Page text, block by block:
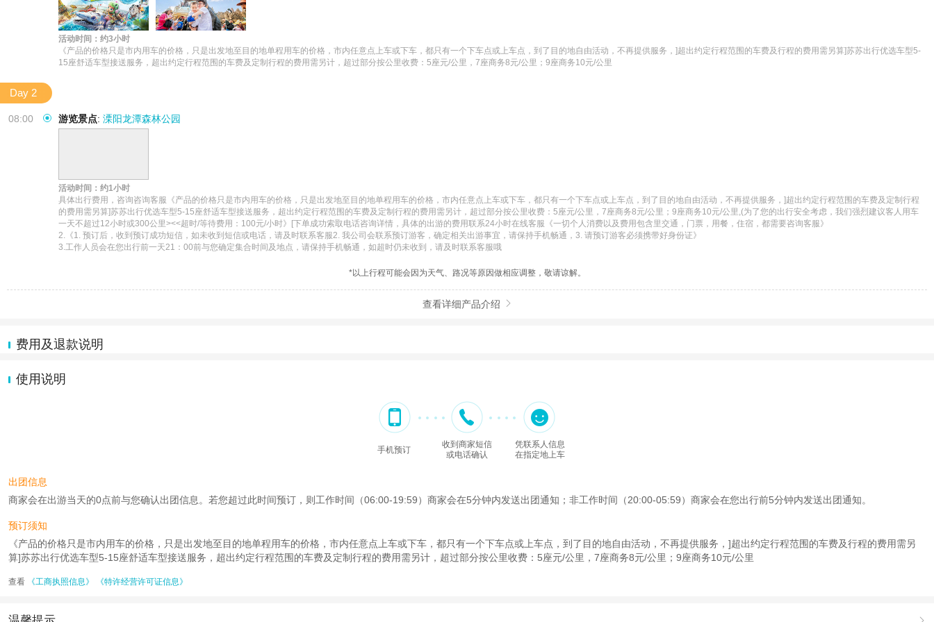
活动时间：约3小时
《产品的价格只是市内用车的价格，只是出发地至目的地单程用车的价格，市内任意点上车或下车，都只有一个下车点或上车点，到了目的地自由活动，不再提供服务，]超出约定行程范围的车费及行程的费用需另算]苏苏出行优选车型5-
15座舒适车型接送服务，超出约定行程范围的车费及定制行程的费用需另计，超过部分按公里收费：5座元/公里，7座商务8元/公里；9座商务10元/公里
Day 2
08:00 游览景点: 溧阳龙潭森林公园
活动时间：约1小时
具体出行费用，咨询咨询客服《产品的价格只是市内用车的价格，只是出发地至目的地单程用车的价格，市内任意点上车或下车，都只有一个下车点或上车点，到了目的地自由活动，不再提供服务，]超出约定行程范围的车费及定制行程
的费用需另算]苏苏出行优选车型5-15座舒适车型接送服务，超出约定行程范围的车费及定制行程的费用需另计，超过部分按公里收费：5座元/公里，7座商务8元/公里；9座商务10元/公里,(为了您的出行安全考虑，我们强烈建议客人用车
一天不超过12小时或300公里><<超时/等待费用：100元/小时》[下单成功索取电话咨询详情，具体的出游的费用联系24小时在线客服《一切个人消费以及费用包含里交通，门票，用餐，住宿，都需要咨询客服》
2.《1. 预订后，收到预订成功短信，如未收到短信或电话，请及时联系客服2. 我公司会联系预订游客，确定相关出游事宜，请保持手机畅通，3. 请预订游客必须携带好身份证》
3.工作人员会在您出行前一天21：00前与您确定集合时间及地点，请保持手机畅通，如超时仍未收到，请及时联系客服哦
*以上行程可能会因为天气、路况等原因做相应调整，敬请谅解。
查看详细产品介绍 
费用及退款说明
使用说明
手机预订
收到商家短信
或电话确认
凭联系人信息
在指定地上车
出团信息
商家会在出游当天的0点前与您确认出团信息。若您超过此时间预订，则工作时间（06:00-19:59）商家会在5分钟内发送出团通知；非工作时间（20:00-05:59）商家会在您出行前5分钟内发送出团通知。
预订须知
《产品的价格只是市内用车的价格，只是出发地至目的地单程用车的价格，市内任意点上车或下车，都只有一个下车点或上车点，到了目的地自由活动，不再提供服务，]超出约定行程范围的车费及行程的费用需另
算]苏苏出行优选车型5-15座舒适车型接送服务，超出约定行程范围的车费及定制行程的费用需另计，超过部分按公里收费：5座元/公里，7座商务8元/公里；9座商务10元/公里
查看 《工商执照信息》 《特许经营许可证信息》